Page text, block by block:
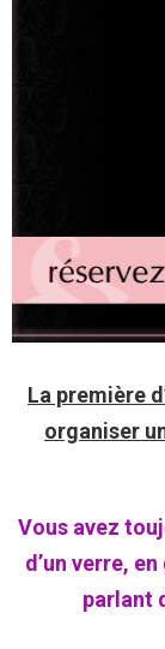
La première
organiser
Vous avez
d’un verre,
parlant